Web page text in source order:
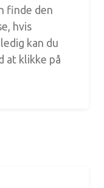
finde den
hvis
kan du
at klikke på